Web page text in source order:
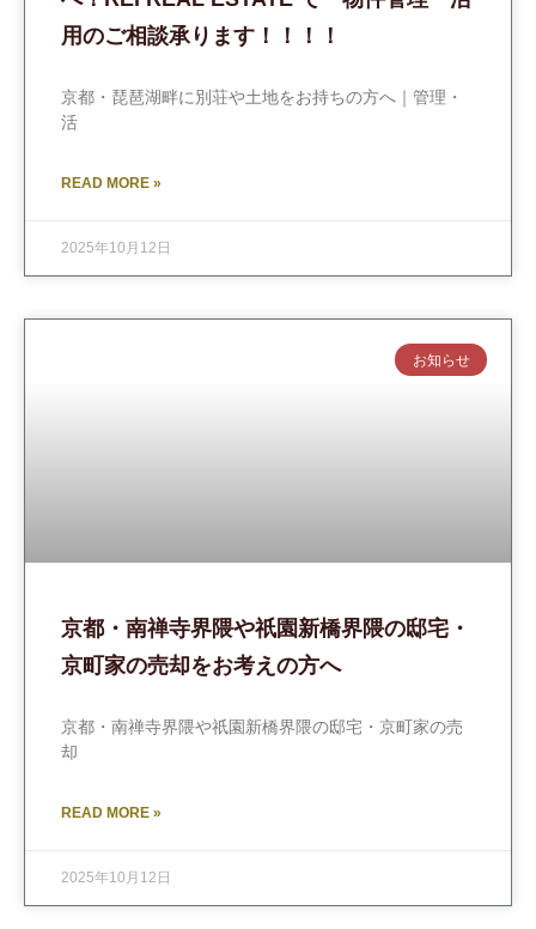
用のご相談承ります！！！！
京都・琵琶湖畔に別荘や土地をお持ちの方へ｜管理・
活
READ MORE »
2025年10月12日
お知らせ
京都・南禅寺界隈や祇園新橋界隈の邸宅・
京町家の売却をお考えの方へ
京都・南禅寺界隈や祇園新橋界隈の邸宅・京町家の売
却
READ MORE »
2025年10月12日